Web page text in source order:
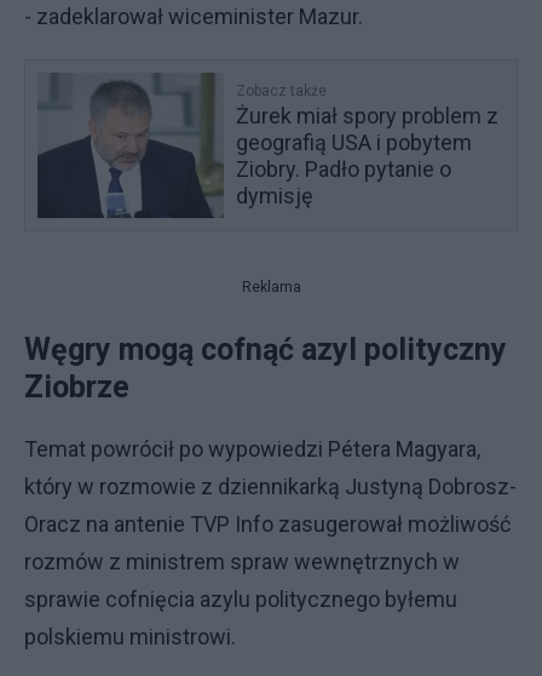
- zadeklarował wiceminister Mazur.
Zobacz także
Żurek miał spory problem z
geografią USA i pobytem
Ziobry. Padło pytanie o
dymisję
Reklama
Węgry mogą cofnąć azyl polityczny
Ziobrze
Temat powrócił po wypowiedzi Pétera Magyara,
który w rozmowie z dziennikarką Justyną Dobrosz-
Oracz na antenie TVP Info zasugerował możliwość
rozmów z ministrem spraw wewnętrznych w
sprawie cofnięcia azylu politycznego byłemu
polskiemu ministrowi.